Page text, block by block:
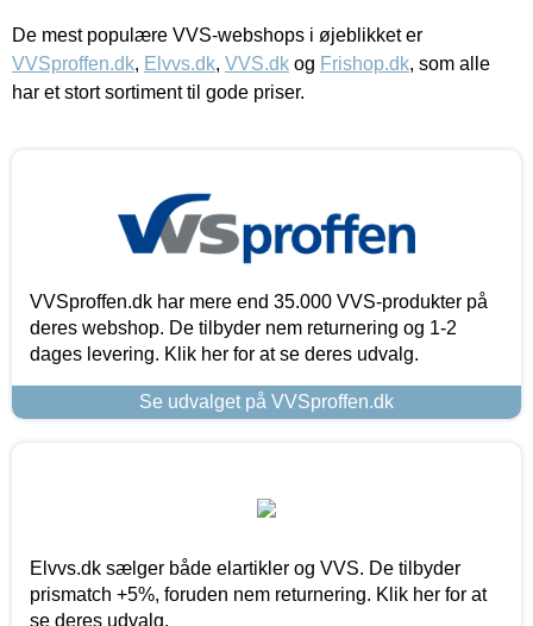
De mest populære VVS-webshops i øjeblikket er
VVSproffen.dk, Elvvs.dk, VVS.dk og Frishop.dk, som alle
har et stort sortiment til gode priser.
VVSproffen.dk har mere end 35.000 VVS-produkter på
deres webshop. De tilbyder nem returnering og 1-2
dages levering. Klik her for at se deres udvalg.
Se udvalget på VVSproffen.dk
Elvvs.dk sælger både elartikler og VVS. De tilbyder
prismatch +5%, foruden nem returnering. Klik her for at
se deres udvalg.